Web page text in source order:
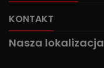
KONTAKT
Nasza lokalizacja